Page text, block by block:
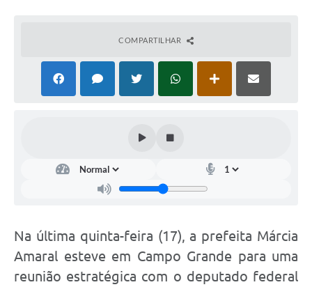
COMPARTILHAR
Na última quinta-feira (17), a prefeita Márcia
Amaral esteve em Campo Grande para uma
reunião estratégica com o deputado federal